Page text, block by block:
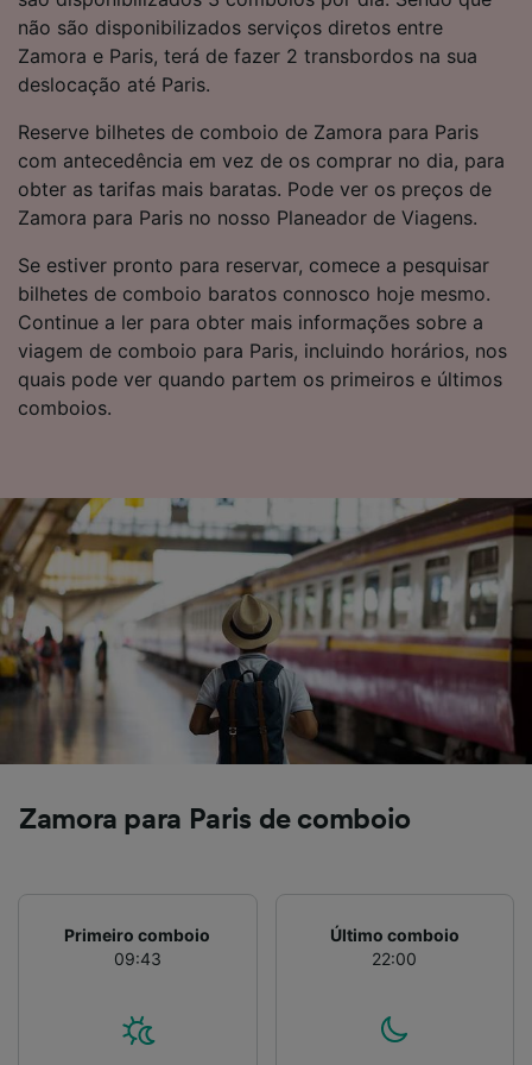
não são disponibilizados serviços diretos entre
Zamora e Paris, terá de fazer 2 transbordos na sua
deslocação até Paris.
Reserve bilhetes de comboio de Zamora para Paris
com antecedência em vez de os comprar no dia, para
obter as tarifas mais baratas. Pode ver os preços de
Zamora para Paris no nosso Planeador de Viagens.
Se estiver pronto para reservar, comece a pesquisar
bilhetes de comboio baratos connosco hoje mesmo.
Continue a ler para obter mais informações sobre a
viagem de comboio para Paris, incluindo horários, nos
quais pode ver quando partem os primeiros e últimos
comboios.
Zamora para Paris de comboio
Primeiro comboio
09:43
Último comboio
22:00
afetarão os dados de navegação. Seus dados
não serão utilizados para fins de rastreamento
se você tiver pedido para não ser rastreado.
dados para fornecer:
Usar dados exatos de geolocalização.
Verificar ativamente as características do
dispositivo para identificação. Armazenar e/ou
Publicidade e conteúdo personalizados,
medição de publicidade e conteúdo, pesquisa
de público e desenvolvimento de serviços..
Lista de parceiros (fornecedores)